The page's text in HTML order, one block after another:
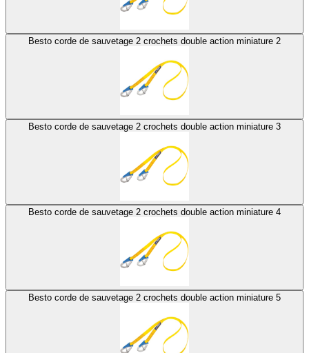
Besto corde de sauvetage 2 crochets double action miniature 2
Besto corde de sauvetage 2 crochets double action miniature 3
Besto corde de sauvetage 2 crochets double action miniature 4
Besto corde de sauvetage 2 crochets double action miniature 5